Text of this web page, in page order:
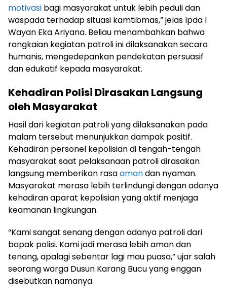
motivasi bagi masyarakat untuk lebih peduli dan
waspada terhadap situasi kamtibmas,” jelas Ipda I
Wayan Eka Ariyana. Beliau menambahkan bahwa
rangkaian kegiatan patroli ini dilaksanakan secara
humanis, mengedepankan pendekatan persuasif
dan edukatif kepada masyarakat.
Kehadiran Polisi Dirasakan Langsung
oleh Masyarakat
Hasil dari kegiatan patroli yang dilaksanakan pada
malam tersebut menunjukkan dampak positif.
Kehadiran personel kepolisian di tengah-tengah
masyarakat saat pelaksanaan patroli dirasakan
langsung memberikan rasaamandan nyaman.
Masyarakat merasa lebih terlindungi dengan adanya
kehadiran aparat kepolisian yang aktif menjaga
keamanan lingkungan.
“Kami sangat senang dengan adanya patroli dari
bapak polisi. Kami jadi merasa lebih aman dan
tenang, apalagi sebentar lagi mau puasa,” ujar salah
seorang warga Dusun Karang Bucu yang enggan
disebutkan namanya.